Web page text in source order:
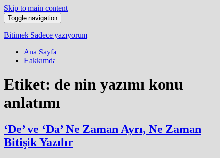
Skip to main content
Toggle navigation
Bitimek Sadece yazıyorum
Ana Sayfa
Hakkımda
Etiket: de nin yazımı konu
anlatımı
‘De’ ve ‘Da’ Ne Zaman Ayrı, Ne Zaman
Bitişik Yazılır